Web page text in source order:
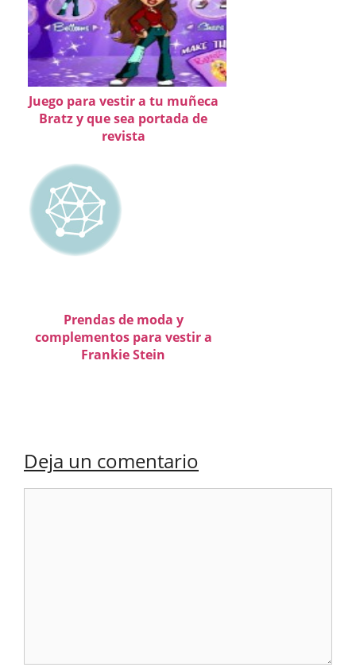
Juego para vestir a tu muñeca
Bratz y que sea portada de
revista
Prendas de moda y
complementos para vestir a
Frankie Stein
Deja un comentario